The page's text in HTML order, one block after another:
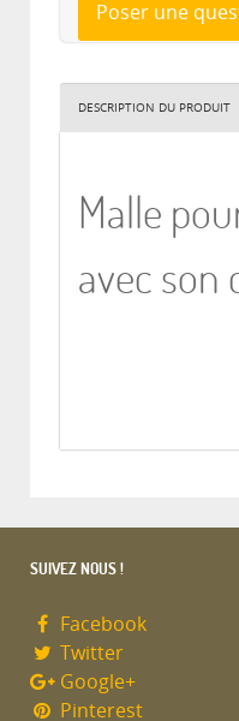
Poser une
DESCRIPTION DU PRODUIT
Malle
avec son
SUIVEZ NOUS !
Facebook
Twitter
Google+
Pinterest